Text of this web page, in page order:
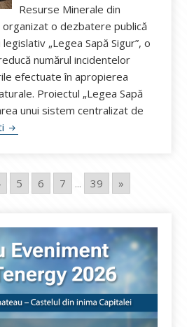
Resurse Minerale din
organizat o dezbatere publică
„Legea Sapă Sigur”, o
numărul incidentelor
efectuate în apropierea
Proiectul „Legea Sapă
unui sistem centralizat de
Dezbatere publică în Parlament
5 6 7 ... 39 »